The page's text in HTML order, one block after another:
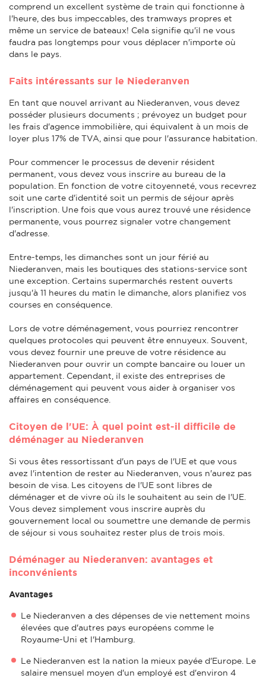
comprend un excellent système de train qui fonctionne à
l'heure, des bus impeccables, des tramways propres et
même un service de bateaux! Cela signifie qu'il ne vous
faudra pas longtemps pour vous déplacer n'importe où
dans le pays.
Faits intéressants sur le Niederanven
En tant que nouvel arrivant au Niederanven, vous devez
posséder plusieurs documents ; prévoyez un budget pour
les frais d'agence immobilière, qui équivalent à un mois de
loyer plus 17% de TVA, ainsi que pour l'assurance habitation.
Pour commencer le processus de devenir résident
permanent, vous devez vous inscrire au bureau de la
population. En fonction de votre citoyenneté, vous recevrez
soit une carte d'identité soit un permis de séjour après
l'inscription. Une fois que vous aurez trouvé une résidence
permanente, vous pourrez signaler votre changement
d'adresse.
Entre-temps, les dimanches sont un jour férié au
Niederanven, mais les boutiques des stations-service sont
une exception. Certains supermarchés restent ouverts
jusqu'à 11 heures du matin le dimanche, alors planifiez vos
courses en conséquence.
Lors de votre déménagement, vous pourriez rencontrer
quelques protocoles qui peuvent être ennuyeux. Souvent,
vous devez fournir une preuve de votre résidence au
Niederanven pour ouvrir un compte bancaire ou louer un
appartement. Cependant, il existe des entreprises de
déménagement qui peuvent vous aider à organiser vos
affaires en conséquence.
Citoyen de l'UE: À quel point est-il difficile de
déménager au Niederanven
Si vous êtes ressortissant d'un pays de l'UE et que vous
avez l'intention de rester au Niederanven, vous n'aurez pas
besoin de visa. Les citoyens de l'UE sont libres de
déménager et de vivre où ils le souhaitent au sein de l'UE.
Vous devez simplement vous inscrire auprès du
gouvernement local ou soumettre une demande de permis
de séjour si vous souhaitez rester plus de trois mois.
Déménager au Niederanven: avantages et
inconvénients
Avantages
Le Niederanven a des dépenses de vie nettement moins
élevées que d'autres pays européens comme le
Royaume-Uni et l'Hamburg.
Le Niederanven est la nation la mieux payée d'Europe. Le
salaire mensuel moyen d'un employé est d'environ 4